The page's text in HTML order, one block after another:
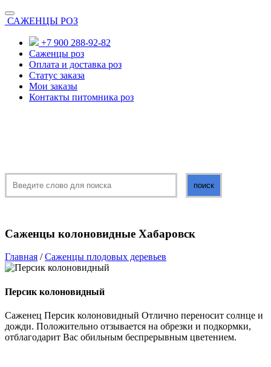
САЖЕНЦЫ РОЗ
+7 900 288-92-82
Саженцы роз
Оплата и доставка роз
Статус заказа
Мои заказы
Контакты питомника роз
Саженцы колоновидные Хабаровск
Главная /Саженцы плодовых деревьев
Персик колоновидный
Саженец Персик колоновидный Отлично переносит солнце и
дожди. Положительно отзывается на обрезки и подкормки,
отблагодарит Вас обильным беспрерывным цветением.